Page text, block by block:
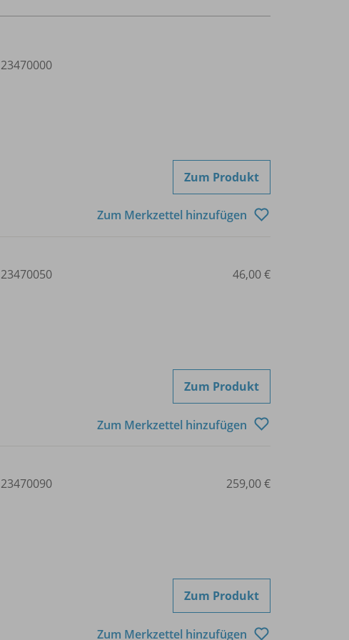
23470000
Zum Produkt
Zum Merkzettel hinzufügen
23470050 46,00 €
Zum Produkt
Zum Merkzettel hinzufügen
23470090 259,00 €
Zum Produkt
Zum Merkzettel hinzufügen